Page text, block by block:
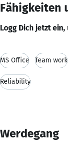
Fähigkeiten
Logg Dich jetzt
MS Office Team work
Reliability
Werdegang